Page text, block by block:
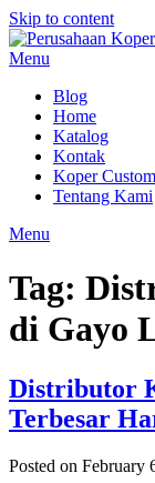
Skip to content
Menu
Blog
Home
Katalog
Kontak
Koper Custom
Tentang Kami
Menu
Tag:
di Gayo
Distributor
Terbesar
Posted on February